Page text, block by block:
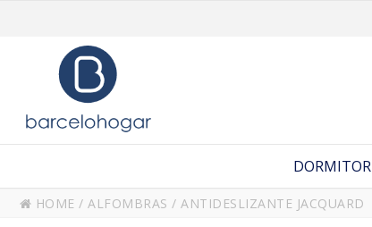
HOME /ALFOMBRAS /ANTIDESLIZANTE JACQUARD